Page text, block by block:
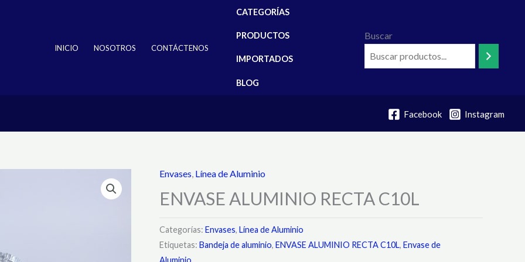
INICIO NOSOTROS CONTÁCTENOS
CATEGORÍAS
PRODUCTOS
IMPORTADOS
BLOG
Buscar
Facebook Instagram
Envases, Línea de Aluminio
ENVASE ALUMINIO RECTA C10L
Categorías: Envases, Línea de Aluminio
Etiquetas: Bandeja de aluminio, ENVASE ALUMINIO RECTA C10L, Envase de